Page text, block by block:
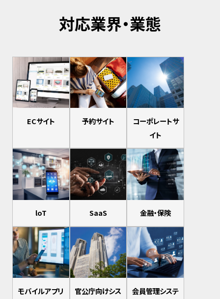
対応業界・業態
ECサイト 予約サイト
コーポレートサ
イト
loT SaaS 金融・保険
モバイルアプリ
官公庁向けシス
会員管理システ